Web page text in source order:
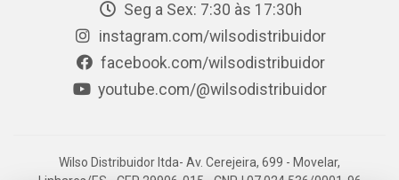
Seg a Sex: 7:30 às 17:30h
instagram.com/wilsodistribuidor
facebook.com/wilsodistribuidor
youtube.com/@wilsodistribuidor
Wilso Distribuidor ltda- Av. Cerejeira, 699 - Movelar,